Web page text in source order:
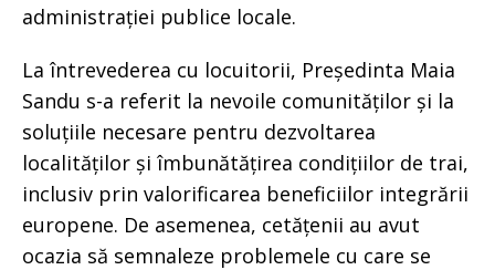
administrației publice locale.
La întrevederea cu locuitorii, Președinta Maia
Sandu s-a referit la nevoile comunităților și la
soluțiile necesare pentru dezvoltarea
localităților și îmbunătățirea condițiilor de trai,
inclusiv prin valorificarea beneficiilor integrării
europene. De asemenea, cetățenii au avut
ocazia să semnaleze problemele cu care se